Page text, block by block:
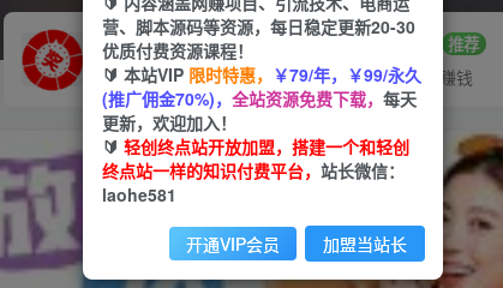
推广赚钱
70%分佣
推广返佣高达70%
站长招募 推荐
24小时自动赚钱
营、脚本源码等资源，每日稳定更新20-30
优质付费资源课程！
🔰 本站VIP 限时特惠， ￥79/年，￥99/永久
(推广佣金70%)， 全站资源免费下载， 每天
更新，欢迎加入！
🔰 轻创终点站开放加盟，搭建一个和轻创
终点站一样的知识付费平台， 站长微信：
laohe581
开通VIP会员 加盟当站长